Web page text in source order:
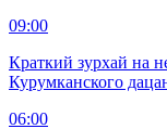
09:00
Краткий зурхай на
Курумканского
06:00